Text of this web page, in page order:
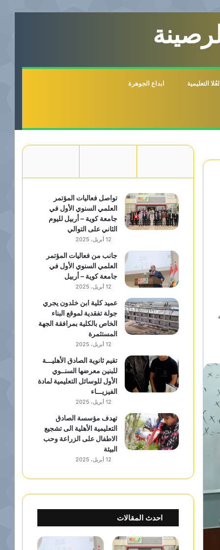
التعليمية ابداع الجوهرة
تواصل فعاليات المؤتمر
العلمي السنوي الأول في
جامعة كوية – أربيل لليوم
الثاني على التوالي
12 أبريل، 2025
جانب من فعاليات المؤتمر
العلمي السنوي الأول في
جامعة كوية – أربيل
12 أبريل، 2025
عميد كلية ابن خلدون يجري
جولة تفقدية لموقع البناء
الخاص بالكلية بمرافقة الجهة
المستثمرة
12 أبريل، 2025
تقيم ثانوية الصادق الأهليـــة
للبنين معرضها السنــوي
الأول للوسائل التعليمية لمادة
الفيزيـــاء
12 أبريل، 2025
تهدف مؤسسة الصادق
التعليمية الأهلية الى تشجيع
الاطفال على الزراعة وحب
البيئة
12 أبريل، 2025
احدث المقالات